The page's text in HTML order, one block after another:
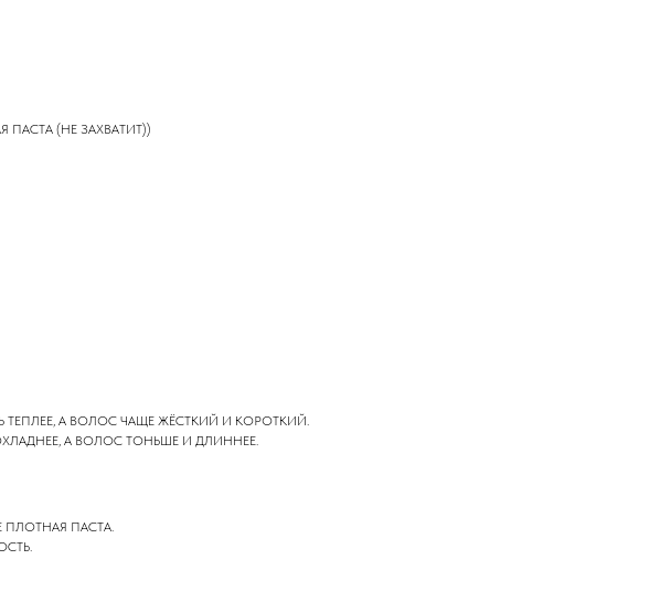
(НЕ ЗАХВАТИТ))
А ВОЛОС ЧАЩЕ ЖЁСТКИЙ И КОРОТКИЙ.
А ВОЛОС ТОНЬШЕ И ДЛИННЕЕ.
ПЛОТНАЯ ПАСТА.